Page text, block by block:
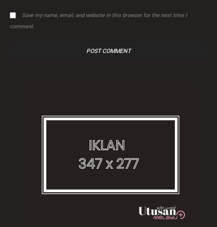
Save my name, email, and website in this browser for the next time I
comment.